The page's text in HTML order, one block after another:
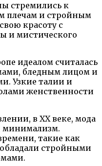
стремились к
плечам и стройным
красоту с
и мистического
идеалом считалась
бледным лицом и
Узкие талии и
женственности
в XX веке, мода
минимализм.
такие как
стройными